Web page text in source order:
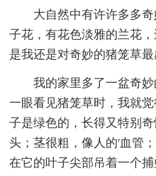
大自然中有许许多多
子花，有花色淡雅的兰花
是我还是对奇妙的猪笼草最
我的家里多了一盆奇
一眼看见猪笼草时，我就
子是绿色的，长得又特别
头；茎很粗，像人的'血管
在它的叶子尖部吊着一个捕